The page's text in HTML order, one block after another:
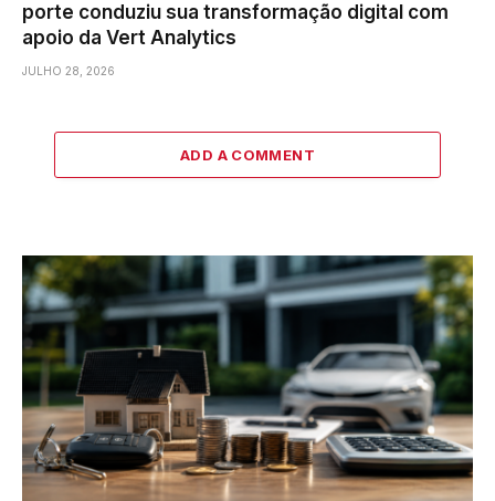
porte conduziu sua transformação digital com
apoio da Vert Analytics
JULHO 28, 2026
ADD A COMMENT